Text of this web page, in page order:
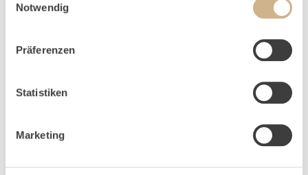
Notwendig
Präferenzen
Statistiken
Marketing
BEMERKUNG